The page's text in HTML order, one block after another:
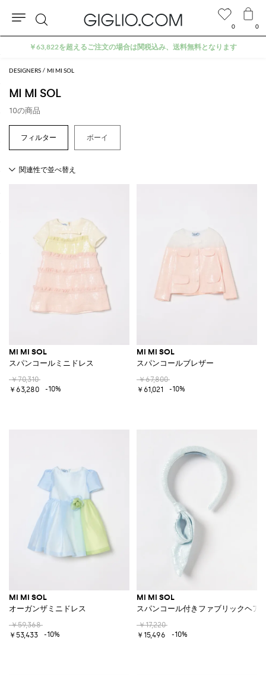
DESIGNERS MI MI SOL
MI MI SOL
10の商品
ボーイ
MI MI SOL
スパンコールミニドレス
￥70,310
￥63,280
-10%
MI MI SOL
スパンコールブレザー
￥67,800
￥61,021
-10%
MI MI SOL
オーガンザミニドレス
￥59,368
￥53,433
-10%
MI MI SOL
スパンコール付きファブリックヘア
￥17,220
￥15,496
-10%
0 0
検
索